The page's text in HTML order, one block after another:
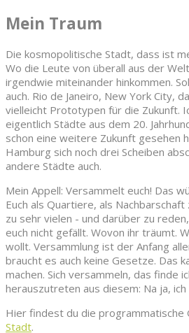
Mein Traum
Die kosmopolitische Stadt, dass ist
Wo die Leute von überall aus der
irgendwie miteinander hinkommen.
auch. Rio de Janeiro, New York City,
vielleicht Prototypen für die Zukunft.
eigentlich Städte aus dem 20.
schon eine weitere Zukunft gesehen
Hamburg sich noch drei Scheiben
andere Städte auch.
Mein Appell: Versammelt euch! Das
Euch als Quartiere, als
zu sehr vielen - und darüber zu
euch nicht gefällt. Wovon ihr träumt.
wollt. Versammlung ist der Anfang
braucht es auch keine Gesetze. Das
machen. Sich versammeln, das finde
herauszutreten aus diesem: Na ja, ich
Hier findest du die programmatische
Stadt.